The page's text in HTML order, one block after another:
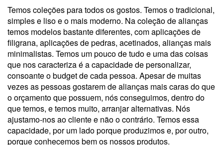
Temos coleções para todos os gostos. Temos o tradicional,
simples e liso e o mais moderno. Na coleção de alianças
temos modelos bastante diferentes, com aplicações de
filigrana, aplicações de pedras, acetinados, alianças mais
minimalistas. Temos um pouco de tudo e uma das coisas
que nos caracteriza é a capacidade de personalizar,
consoante o budget de cada pessoa. Apesar de muitas
vezes as pessoas gostarem de alianças mais caras do que
o orçamento que possuem, nós conseguimos, dentro do
que temos, e temos muito, arranjar alternativas. Nós
ajustamo-nos ao cliente e não o contrário. Temos essa
capacidade, por um lado porque produzimos e, por outro,
porque conhecemos bem os nossos produtos.